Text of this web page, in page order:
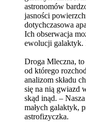
astronomów
jasności
dotychczasowa
Ich obserwacja
ewolucji galaktyk.
Droga Mleczna,
od którego
analizom składu
się na nią gwiazd
skąd inąd. –
małych galaktyk,
astrofizyczka.